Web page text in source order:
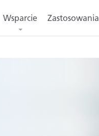
Wsparcie Zastosowania